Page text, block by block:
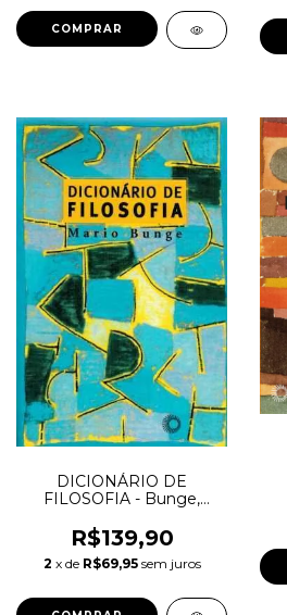
DICIONÁRIO DE
FILOSOFIA - Bunge,
R$139,90
2 x de R$69,95 sem juros